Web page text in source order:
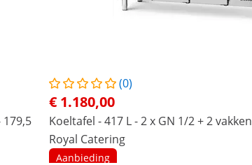
(0)
€ 1.180,00
Koeltafel - 417 L - 2 x GN 1/2 + 2
Royal Catering
Aanbieding